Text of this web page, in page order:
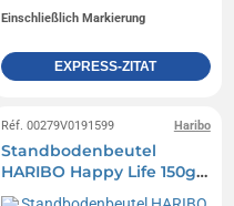
Einschließlich Markierung
EXPRESS-ZITAT
Haribo
Réf. 00279V0191599
Standbodenbeutel
HARIBO Happy Life 150g,
HARIBO Happy Life